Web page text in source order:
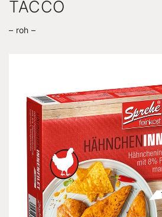
TACCO
roh